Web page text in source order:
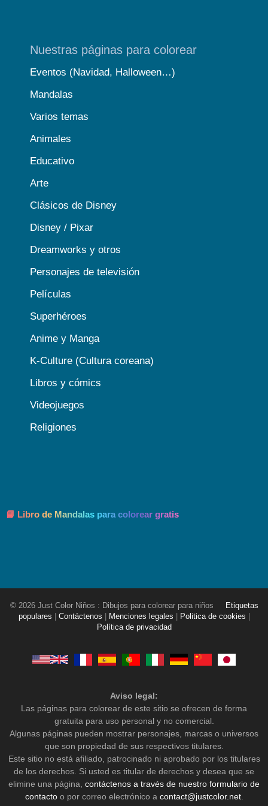
Nuestras páginas para colorear
Eventos (Navidad, Halloween…)
Mandalas
Varios temas
Animales
Educativo
Arte
Clásicos de Disney
Disney / Pixar
Dreamworks y otros
Personajes de televisión
Películas
Superhéroes
Anime y Manga
K-Culture (Cultura coreana)
Libros y cómics
Videojuegos
Religiones
📘 Libro de Mandalas para colorear gratis
© 2026 Just Color Niños : Dibujos para colorear para niños
Etiquetas
populares
Contáctenos Menciones legales Politica de cookies
Política de privacidad
Aviso legal:
Las páginas para colorear de este sitio se ofrecen de forma
gratuita para uso personal y no comercial.
Algunas páginas pueden mostrar personajes, marcas o universos
que son propiedad de sus respectivos titulares.
Este sitio no está afiliado, patrocinado ni aprobado por los titulares
de los derechos. Si usted es titular de derechos y desea que se
elimine una página, contáctenos a través de nuestro formulario de
contactoo por correo electrónico a contact@justcolor.net.